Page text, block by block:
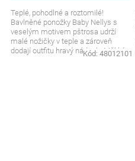
Teplé, pohodlné a roztomilé!
Bavlněné ponožky Baby Nellys s
veselým motivem pštrosa udrží
malé nožičky v teple a zároveň
dodají outfitu hravý nádech. Měkký
Kód: 48012101